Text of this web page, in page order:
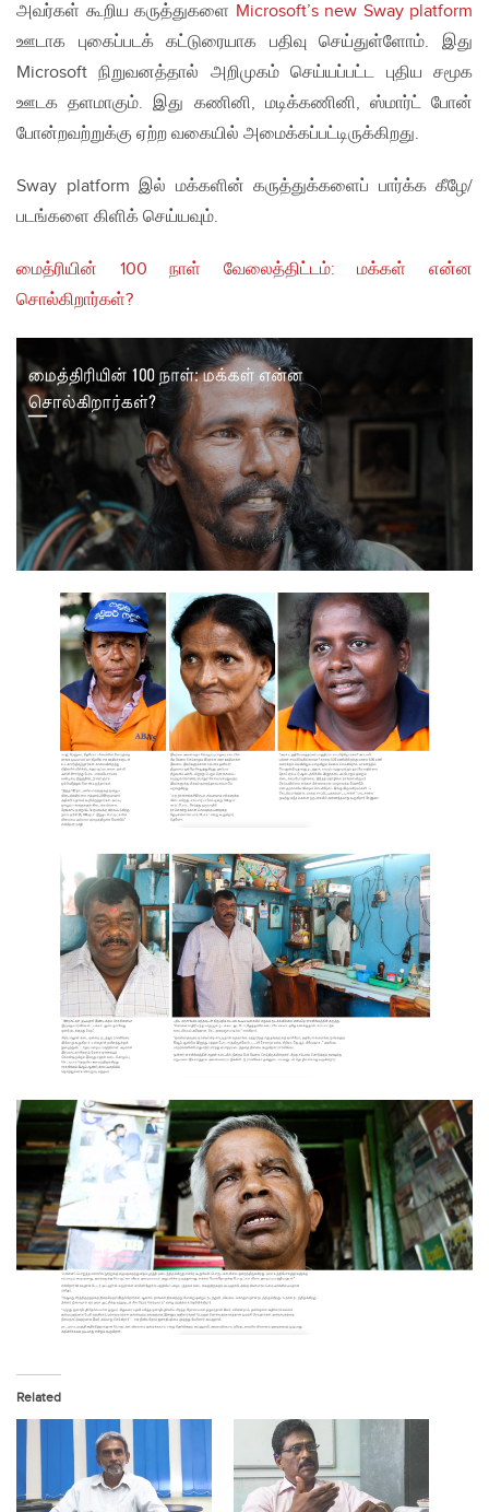
அவர்கள் கூறிய கருத்துகளை Microsoft’s new Sway platform
ஊடாக புகைப்படக் கட்டுரையாக பதிவு செய்துள்ளோம். இது
Microsoft நிறுவனத்தால் அறிமுகம் செய்யப்பட்ட புதிய சமூக
ஊடக தளமாகும். இது கணினி, மடிக்கணினி, ஸ்மார்ட் போன்
போன்றவற்றுக்கு ஏற்ற வகையில் அமைக்கப்பட்டிருக்கிறது.
Sway platform இல் மக்களின் கருத்துக்களைப் பார்க்க கீழே/
படங்களை கிளிக் செய்யவும்.
மைத்ரியின் 100 நாள் வேலைத்திட்டம்: மக்கள் என்ன
சொல்கிறார்கள்?
Related